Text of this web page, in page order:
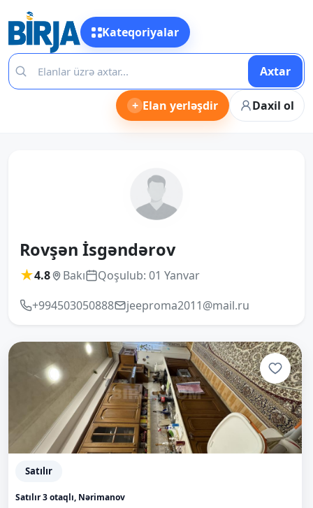
Kateqoriyalar
Axtar
+ Elan yerləşdir Daxil ol
Rovşən İsgəndərov
★4.8 Bakı
Qoşulub: 01 Yanvar
+994503050888
jeeproma2011@mail.ru
Satılır
Satılır 3 otaqlı, Nərimanov